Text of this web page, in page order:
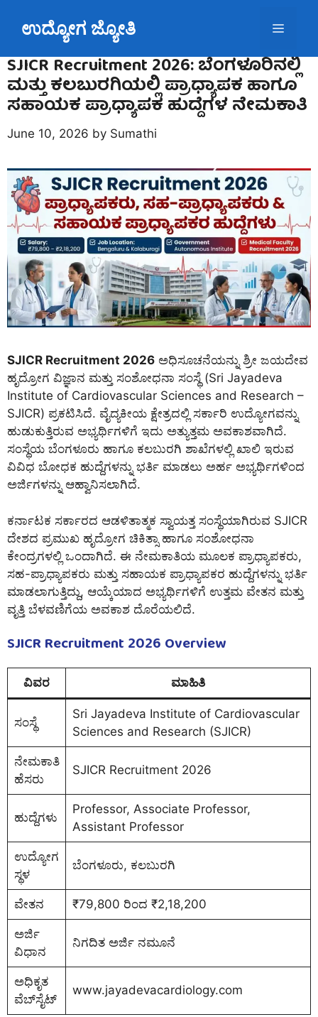
ಉದ್ಯೋಗ ಜ್ಯೋತಿ Menu
SJICR Recruitment 2026: ಬೆಂಗಳೂರಿನಲ್ಲಿ
ಮತ್ತು ಕಲಬುರಗಿಯಲ್ಲಿ ಪ್ರಾಧ್ಯಾಪಕ ಹಾಗೂ
ಸಹಾಯಕ ಪ್ರಾಧ್ಯಾಪಕ ಹುದ್ದೆಗಳ ನೇಮಕಾತಿ
June 10, 2026 by Sumathi
SJICR Recruitment 2026 ಅಧಿಸೂಚನೆಯನ್ನು ಶ್ರೀ ಜಯದೇವ
ಹೃದ್ರೋಗ ವಿಜ್ಞಾನ ಮತ್ತು ಸಂಶೋಧನಾ ಸಂಸ್ಥೆ (Sri Jayadeva
Institute of Cardiovascular Sciences and Research –
SJICR) ಪ್ರಕಟಿಸಿದೆ. ವೈದ್ಯಕೀಯ ಕ್ಷೇತ್ರದಲ್ಲಿ ಸರ್ಕಾರಿ ಉದ್ಯೋಗವನ್ನು
ಹುಡುಕುತ್ತಿರುವ ಅಭ್ಯರ್ಥಿಗಳಿಗೆ ಇದು ಅತ್ಯುತ್ತಮ ಅವಕಾಶವಾಗಿದೆ.
ಸಂಸ್ಥೆಯ ಬೆಂಗಳೂರು ಹಾಗೂ ಕಲಬುರಗಿ ಶಾಖೆಗಳಲ್ಲಿ ಖಾಲಿ ಇರುವ
ವಿವಿಧ ಬೋಧಕ ಹುದ್ದೆಗಳನ್ನು ಭರ್ತಿ ಮಾಡಲು ಅರ್ಹ ಅಭ್ಯರ್ಥಿಗಳಿಂದ
ಅರ್ಜಿಗಳನ್ನು ಆಹ್ವಾನಿಸಲಾಗಿದೆ.
ಕರ್ನಾಟಕ ಸರ್ಕಾರದ ಆಡಳಿತಾತ್ಮಕ ಸ್ವಾಯತ್ತ ಸಂಸ್ಥೆಯಾಗಿರುವ SJICR
ದೇಶದ ಪ್ರಮುಖ ಹೃದ್ರೋಗ ಚಿಕಿತ್ಸಾ ಹಾಗೂ ಸಂಶೋಧನಾ
ಕೇಂದ್ರಗಳಲ್ಲಿ ಒಂದಾಗಿದೆ. ಈ ನೇಮಕಾತಿಯ ಮೂಲಕ ಪ್ರಾಧ್ಯಾಪಕರು,
ಸಹ-ಪ್ರಾಧ್ಯಾಪಕರು ಮತ್ತು ಸಹಾಯಕ ಪ್ರಾಧ್ಯಾಪಕರ ಹುದ್ದೆಗಳನ್ನು ಭರ್ತಿ
ಮಾಡಲಾಗುತ್ತಿದ್ದು, ಆಯ್ಕೆಯಾದ ಅಭ್ಯರ್ಥಿಗಳಿಗೆ ಉತ್ತಮ ವೇತನ ಮತ್ತು
ವೃತ್ತಿ ಬೆಳವಣಿಗೆಯ ಅವಕಾಶ ದೊರೆಯಲಿದೆ.
SJICR Recruitment 2026 Overview
ವಿವರ ಮಾಹಿತಿ
ಸಂಸ್ಥೆ
Sri Jayadeva Institute of Cardiovascular
Sciences and Research (SJICR)
ನೇಮಕಾತಿ
ಹೆಸರು
SJICR Recruitment 2026
ಹುದ್ದೆಗಳು
Professor, Associate Professor,
Assistant Professor
ಉದ್ಯೋಗ
ಸ್ಥಳ
ಬೆಂಗಳೂರು, ಕಲಬುರಗಿ
ವೇತನ ₹79,800 ರಿಂದ ₹2,18,200
ಅರ್ಜಿ
ವಿಧಾನ
ನಿಗದಿತ ಅರ್ಜಿ ನಮೂನೆ
ಅಧಿಕೃತ
ವೆಬ್‌ಸೈಟ್
www.jayadevacardiology.com